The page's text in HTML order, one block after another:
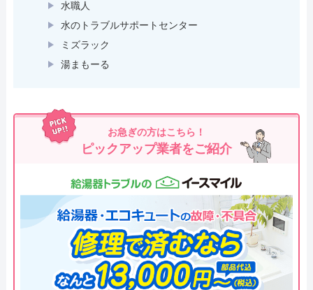
水職人
水のトラブルサポートセンター
ミズラック
湯まもーる
お急ぎの方はこちら！
ピックアップ業者をご紹介